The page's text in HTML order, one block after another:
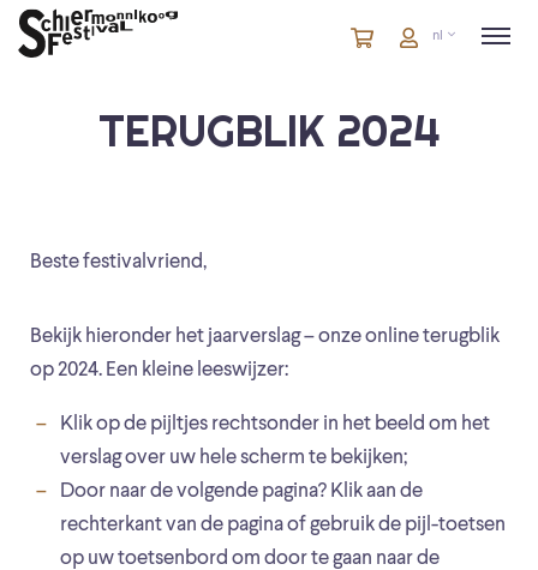
Winkelmandje
artikelen
Account
nl
TERUGBLIK 2024
Beste festivalvriend,
Bekijk hieronder het jaarverslag – onze online terugblik
op 2024. Een kleine leeswijzer:
Klik op de pijltjes rechtsonder in het beeld om het
verslag over uw hele scherm te bekijken;
Door naar de volgende pagina? Klik aan de
rechterkant van de pagina of gebruik de pijl-toetsen
op uw toetsenbord om door te gaan naar de